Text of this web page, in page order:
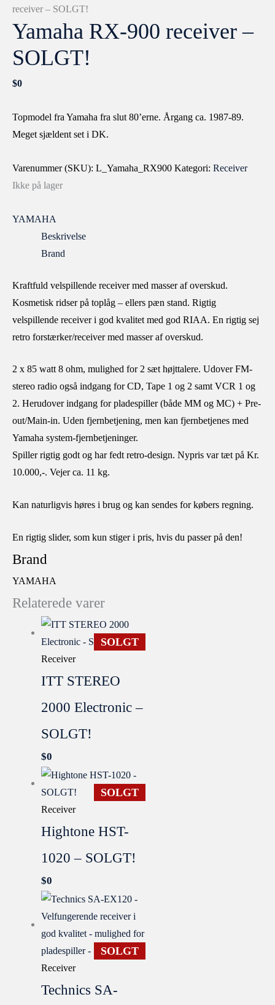
receiver – SOLGT!
Yamaha RX-900 receiver –
SOLGT!
$0
Topmodel fra Yamaha fra slut 80’erne. Årgang ca. 1987-89.
Meget sjældent set i DK.
Varenummer (SKU): L_Yamaha_RX900 Kategori: Receiver
Ikke på lager
YAMAHA
Beskrivelse
Brand
Kraftfuld velspillende receiver med masser af overskud.
Kosmetisk ridser på toplåg – ellers pæn stand. Rigtig
velspillende receiver i god kvalitet med god RIAA. En rigtig sej
retro forstærker/receiver med masser af overskud.
2 x 85 watt 8 ohm, mulighed for 2 sæt højttalere. Udover FM-
stereo radio også indgang for CD, Tape 1 og 2 samt VCR 1 og
2. Herudover indgang for pladespiller (både MM og MC) + Pre-
out/Main-in. Uden fjernbetjening, men kan fjernbetjenes med
Yamaha system-fjernbetjeninger.
Spiller rigtig godt og har fedt retro-design. Nypris var tæt på Kr.
10.000,-. Vejer ca. 11 kg.
Kan naturligvis høres i brug og kan sendes for købers regning.
En rigtig slider, som kun stiger i pris, hvis du passer på den!
Brand
YAMAHA
Relaterede varer
SOLGT
Receiver
ITT STEREO
2000 Electronic –
SOLGT!
$0
SOLGT
Receiver
Hightone HST-
1020 – SOLGT!
$0
SOLGT
Receiver
Technics SA-